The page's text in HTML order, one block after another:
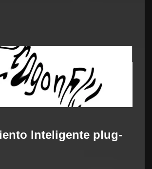
Inteligente plug-